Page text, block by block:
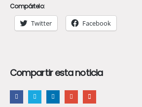
Compártelo:
Twitter Facebook
Compartir esta noticia